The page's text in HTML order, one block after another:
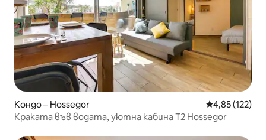
Кондо – Hossegor Средна
4,85 (122)
Краката във водата, уютна кабина T2 Hossegor